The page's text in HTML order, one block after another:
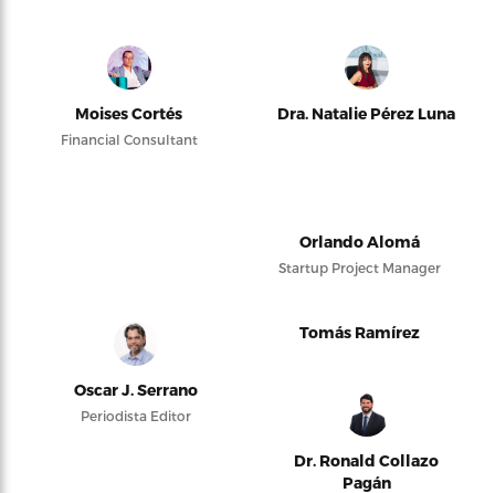
Moises Cortés
Financial Consultant
Dra. Natalie Pérez Luna
Orlando Alomá
Startup Project Manager
Oscar J. Serrano
Periodista Editor
Tomás Ramírez
Dr. Ronald Collazo
Pagán